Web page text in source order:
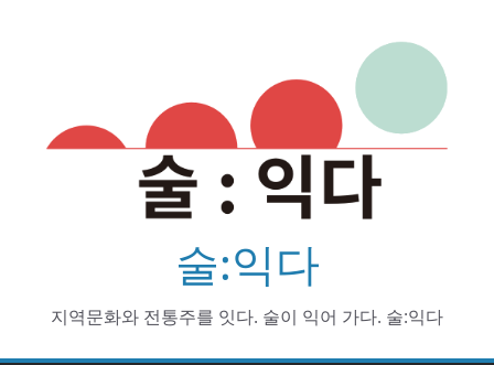
술:익다
지역문화와 전통주를 잇다. 술이 익어 가다. 술:익다